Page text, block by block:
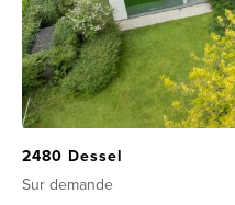
2480 Dessel
Sur demande